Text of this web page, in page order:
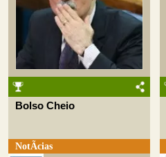
Bolso Cheio
NotÃ­cias